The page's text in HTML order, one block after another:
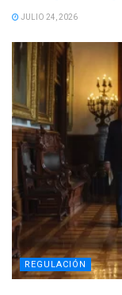
JULIO 24, 2026
REGULACIÓN